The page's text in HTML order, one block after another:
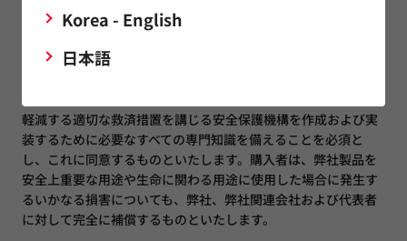
Korea - English
日本語
なります。
購入者は、弊社電源ユニット、弊社製品が使用される装置での
軽減する適切な救済措置を講じる安全保護機構を作成および実
装するために必要なすべての専門知識を備えることを必須と
し、これに同意するものといたします。購入者は、弊社製品を
安全上重要な用途や生命に関わる用途に使用した場合に発生す
るいかなる損害についても、弊社、弊社関連会社および代表者
に対して完全に補償するものといたします。